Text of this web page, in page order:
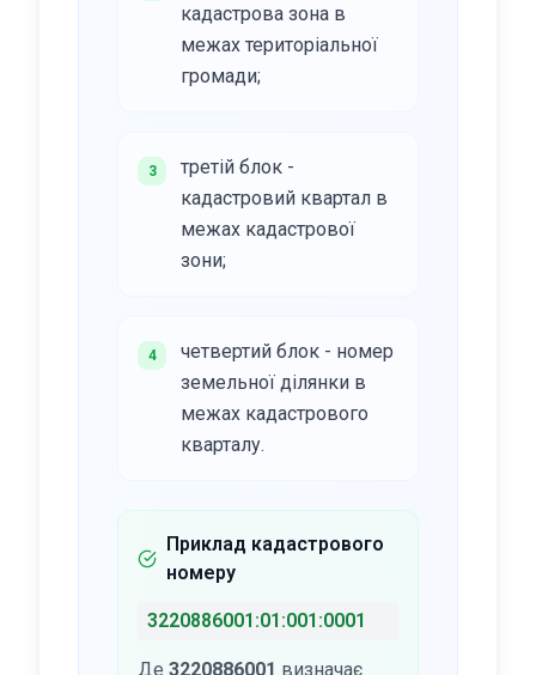
кадастрова зона в
межах територіальної
громади;
3
третій блок -
кадастровий квартал в
межах кадастрової
зони;
4
четвертий блок - номер
земельної ділянки в
межах кадастрового
кварталу.
Приклад кадастрового
номеру
3220886001:01:001:0001
Де 3220886001 визначає